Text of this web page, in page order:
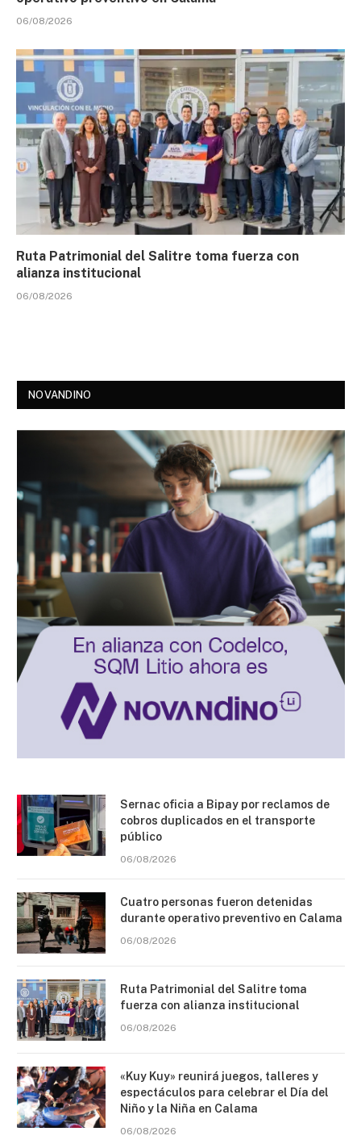
06/08/2026
Ruta Patrimonial del Salitre toma fuerza con
alianza institucional
06/08/2026
NOVANDINO
Sernac oficia a Bipay por reclamos de
cobros duplicados en el transporte
público
06/08/2026
Cuatro personas fueron detenidas
durante operativo preventivo en Calama
06/08/2026
Ruta Patrimonial del Salitre toma
fuerza con alianza institucional
06/08/2026
«Kuy Kuy» reunirá juegos, talleres y
espectáculos para celebrar el Día del
Niño y la Niña en Calama
06/08/2026